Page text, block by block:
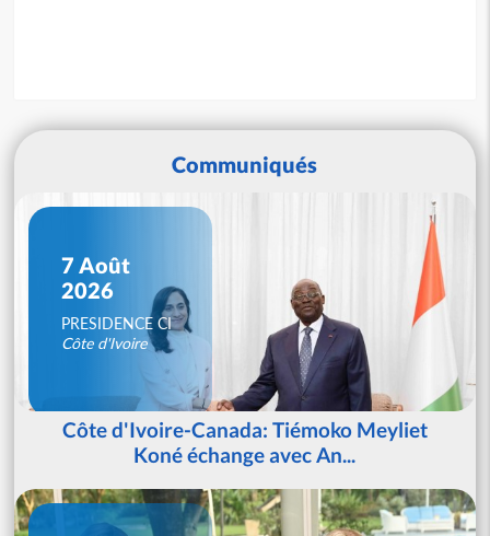
Communiqués
7 Août
2026
PRESIDENCE CI
Côte d'Ivoire
Côte d'Ivoire-Canada: Tiémoko Meyliet
Koné échange avec An...